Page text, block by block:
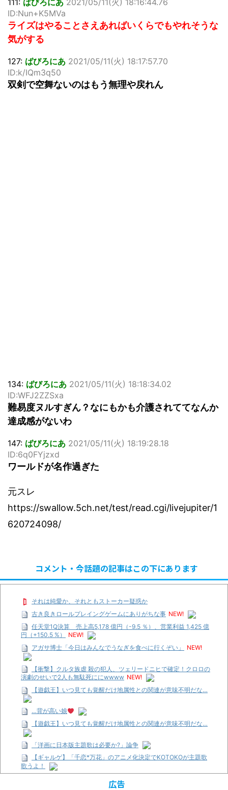
111: ばびろにあ 2021/05/11(火) 18:16:44.76
ID:Nun+K5MVa
ライズはやることさえあればいくらでもやれそうな
気がする
127: ばびろにあ 2021/05/11(火) 18:17:57.70
ID:k/IQm3q50
双剣で空舞ないのはもう無理や戻れん
134: ばびろにあ 2021/05/11(火) 18:18:34.02
ID:WFJ2ZZSxa
難易度ヌルすぎん？なにもかも介護されててなんか
達成感がないわ
147: ばびろにあ 2021/05/11(火) 18:19:28.18
ID:6q0FYjzxd
ワールドが名作過ぎた
元スレ
https://swallow.5ch.net/test/read.cgi/livejupiter/1
620724098/
コメント・今話題の記事はこの下にあります
それは純愛か、それともストーカー疑惑か
古き良きロールプレイングゲームにありがちな事 NEW!
任天堂1Q決算 売上高5,178 億円（-9.5 ％）、営業利益 1,425 億
円（+150.5 %）
NEW!
アガサ博士「今日はみんなでうなぎを食べに行くぞい」
NEW!
【衝撃】クルタ族虐 殺の犯人、ツェリードニヒで確定！クロロの
演劇のせいで2人も無駄死ににwwww NEW!
【遊戯王】いつ見ても覚醒だけ地属性との関連が意味不明だな…
…背が高い娘
【遊戯王】いつ見ても覚醒だけ地属性との関連が意味不明だな…
「洋画に日本版主題歌は必要か?」論争
【ギャルゲ】「千恋*万花」のアニメ化決定でKOTOKOが主題歌
歌うよ！
広告